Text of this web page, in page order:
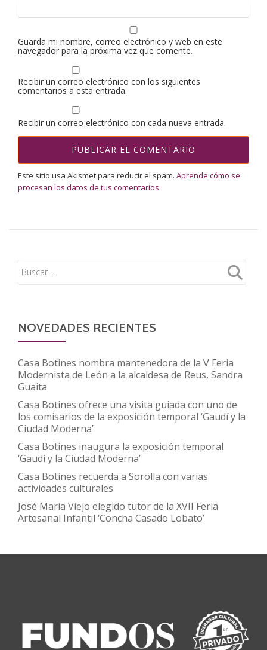
Guarda mi nombre, correo electrónico y web en este
navegador para la próxima vez que comente.
Recibir un correo electrónico con los siguientes
comentarios a esta entrada.
Recibir un correo electrónico con cada nueva entrada.
Este sitio usa Akismet para reducir el spam. Aprende cómo se
procesan los datos de tus comentarios.
NOVEDADES RECIENTES
Casa Botines nombra mantenedora de la V Feria
Modernista de León a la alcaldesa de Reus, Sandra
Guaita
Casa Botines ofrece una visita guiada con uno de
los comisarios de la exposición temporal ‘Gaudí y la
Ciudad Moderna’
Casa Botines inaugura la exposición temporal
‘Gaudí y la Ciudad Moderna’
Casa Botines recuerda a Sorolla con varias
actividades culturales
José María Viejo elegido tutor de la XVII Feria
Artesanal Infantil ‘Concha Casado Lobato’